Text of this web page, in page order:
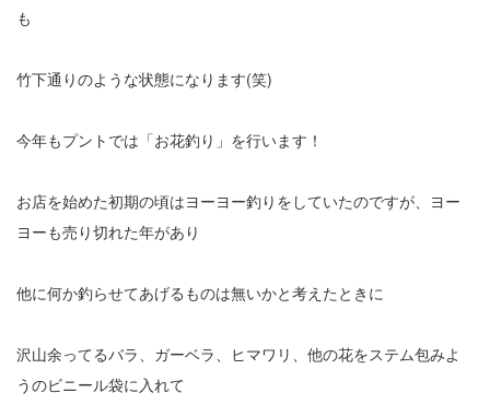
も
竹下通りのような状態になります(笑)
今年もプントでは「お花釣り」を行います！
お店を始めた初期の頃はヨーヨー釣りをしていたのですが、ヨー
ヨーも売り切れた年があり
他に何か釣らせてあげるものは無いかと考えたときに
沢山余ってるバラ、ガーベラ、ヒマワリ、他の花をステム包みよ
うのビニール袋に入れて